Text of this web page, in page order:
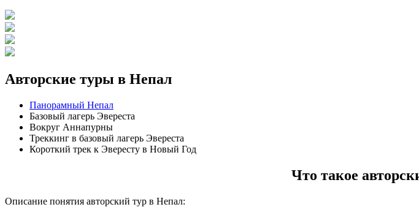
Авторские туры в Непал
Панорамный Непал
Базовый лагерь Эвереста
Вокруг Аннапурны
Треккинг в базовый лагерь Эвереста
Короткий трек к Эвересту в Новый Год
Что такое
Описание понятия авторский тур в Непал: